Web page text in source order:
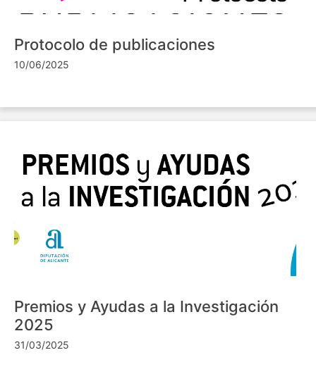
Protocolo de publicaciones
10/06/2025
Premios y Ayudas a la Investigación
2025
31/03/2025